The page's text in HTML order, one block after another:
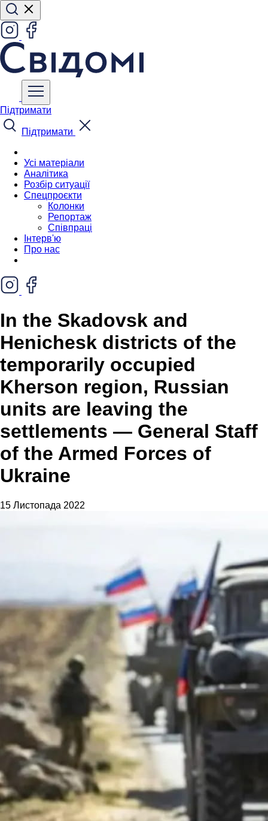
Підтримати
Підтримати
Усі матеріали
Аналітика
Розбір ситуації
Спецпроєкти
Колонки
Репортаж
Співпраці
Інтерв'ю
Про нас
In the Skadovsk and
Henichesk districts of the
temporarily occupied
Kherson region, Russian
units are leaving the
settlements — General Staff
of the Armed Forces of
Ukraine
15 Листопада 2022